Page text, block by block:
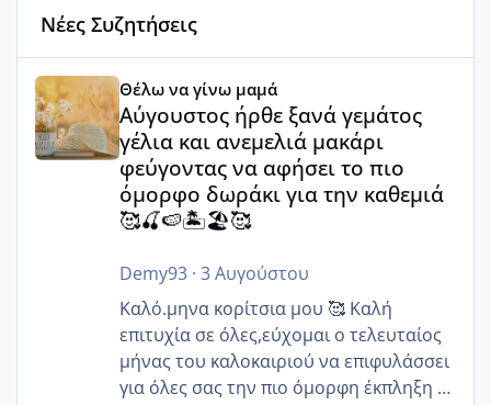
Νέες Συζητήσεις
Αύγουστος ήρθε ξανά γεμάτος γέλια και ανεμελιά
Θέλω να γίνω μαμά
Αύγουστος ήρθε ξανά γεμάτος
γέλια και ανεμελιά μακάρι
φεύγοντας να αφήσει το πιο
όμορφο δωράκι για την καθεμιά
🥰🍒🍉🏝️🏖️🥰
Demy93· 3 Αυγούστου
Καλό.μηνα κορίτσια μου 🥰 Καλή
επιτυχία σε όλες,εύχομαι ο τελευταίος
μήνας του καλοκαιριού να επιφυλάσσει
για όλες σας την πιο όμορφη έκπληξη 🧿